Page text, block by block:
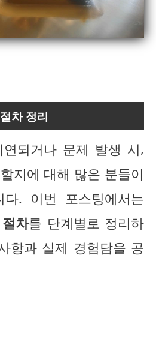
차 정리
되거나 문제 발생 시,
지에 대해 많은 분들이
다. 이번 포스팅에서는
차를 단계별로 정리하
항과 실제 경험담을 공